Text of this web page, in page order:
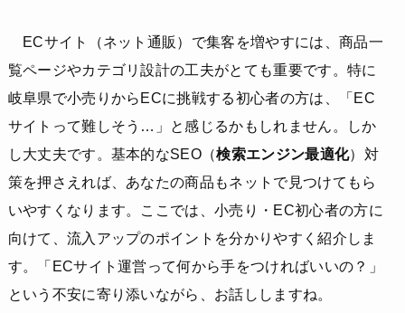
ECサイト（ネット通販）で集客を増やすには、商品一
覧ページやカテゴリ設計の工夫がとても重要です。特に
岐阜県で小売りからECに挑戦する初心者の方は、「EC
サイトって難しそう…」と感じるかもしれません。しか
し大丈夫です。基本的なSEO（検索エンジン最適化）対
策を押さえれば、あなたの商品もネットで見つけてもら
いやすくなります。ここでは、小売り・EC初心者の方に
向けて、流入アップのポイントを分かりやすく紹介しま
す。「ECサイト運営って何から手をつければいいの？」
という不安に寄り添いながら、お話ししますね。